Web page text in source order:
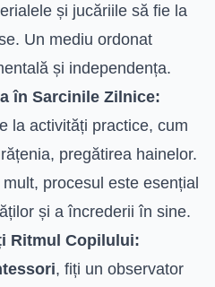
și jucăriile să fie la
Un mediu ordonat
și independența.
în Sarcinile Zilnice:
la activități practice, cum
pregătirea hainelor.
procesul este esențial
și a încrederii în sine.
Ritmul Copilului:
, fiți un observator